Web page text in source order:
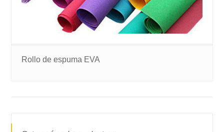
Rollo de espuma EVA